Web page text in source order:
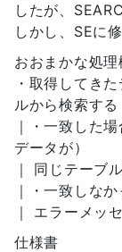
したが、
しかし、SEに
おおまかな処理
・取得してき
ルから検索する
｜・一致した
データが）
｜ 同じテーブ
｜・一致しな
｜ エラーメッ
仕様書